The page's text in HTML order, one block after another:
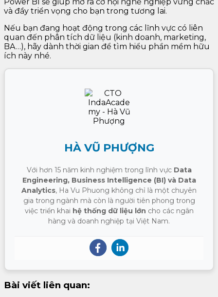
và đầy triển vọng cho bạn trong tương lai.
Nếu bạn đang hoạt động trong các lĩnh vực có liên
quan đến phân tích dữ liệu (kinh doanh, marketing,
BA…), hãy dành thời gian để tìm hiểu phần mềm hữu
ích này nhé.
HÀ VŨ PHƯỢNG
Với hơn 15 năm kinh nghiệm trong lĩnh vực Data
Engineering, Business Intelligence (BI) và Data
Analytics, Ha Vu Phuong không chỉ là một chuyên
gia trong ngành mà còn là người tiên phong trong
việc triển khai hệ thống dữ liệu lớn cho các ngân
hàng và doanh nghiệp tại Việt Nam.
Bài viết liên quan: